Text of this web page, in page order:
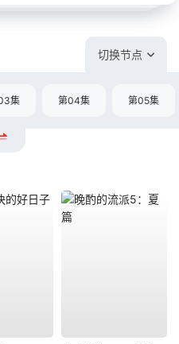
切换节点
集 第04集 第05集